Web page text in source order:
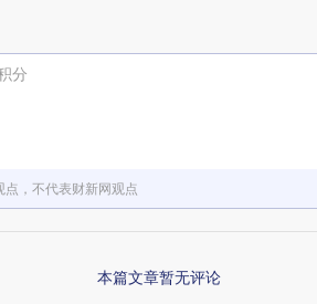
分
，不代表财新网观点
本篇文章暂无评论